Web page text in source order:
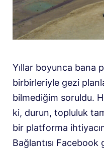
Yıllar boyunca bana
birbirleriyle gezi
bilmediğim soruldu.
ki, durun, topluluk
bir platforma
Bağlantısı